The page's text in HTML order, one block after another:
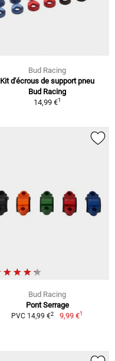
Bud Racing
Kit d'écrous de support pneu
Bud Racing
14,99 €1
Bud Racing
Pont Serrage
PVC 14,99 €2 9,99 €1